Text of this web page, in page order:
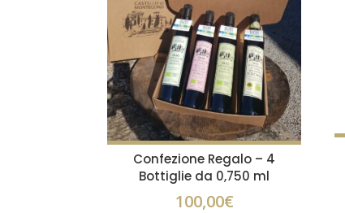
Confezione Regalo – 4
Bottiglie da 0,750 ml
100,00€